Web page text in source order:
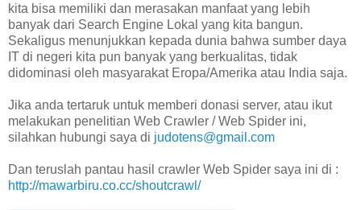
kita bisa memiliki dan merasakan manfaat yang lebih
banyak dari Search Engine Lokal yang kita bangun.
Sekaligus menunjukkan kepada dunia bahwa sumber daya
IT di negeri kita pun banyak yang berkualitas, tidak
didominasi oleh masyarakat Eropa/Amerika atau India saja.
Jika anda tertaruk untuk memberi donasi server, atau ikut
melakukan penelitian Web Crawler / Web Spider ini,
silahkan hubungi saya di judotens@gmail.com
Dan teruslah pantau hasil crawler Web Spider saya ini di :
http://mawarbiru.co.cc/shoutcrawl/